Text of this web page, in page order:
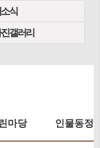
식
갤러리
마당 인물동정